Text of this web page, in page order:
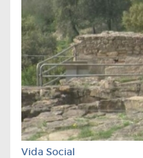
Vida Social